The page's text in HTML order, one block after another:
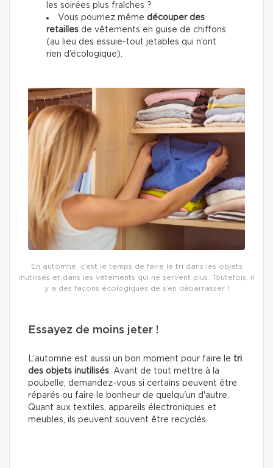
les soirées plus fraîches ?
Vous pourriez même découper des
retailles de vêtements en guise de chiffons
(au lieu des essuie-tout jetables qui n’ont
rien d’écologique).
En automne, c’est le temps de faire le tri dans les objets
inutilisés et dans les vêtements qui ne servent plus. Toutefois, il
y a des façons écologiques de s’en débarrasser !
Essayez de moins jeter !
L’automne est aussi un bon moment pour faire le tri
des objets inutilisés. Avant de tout mettre à la
poubelle, demandez-vous si certains peuvent être
réparés ou faire le bonheur de quelqu'un d'autre.
Quant aux textiles, appareils électroniques et
meubles, ils peuvent souvent être recyclés.